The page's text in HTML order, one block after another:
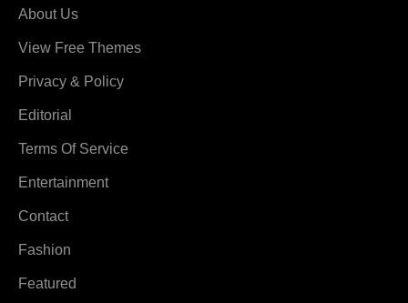
About Us
View Free Themes
Privacy & Policy
Editorial
Terms Of Service
Entertainment
Contact
Fashion
Featured